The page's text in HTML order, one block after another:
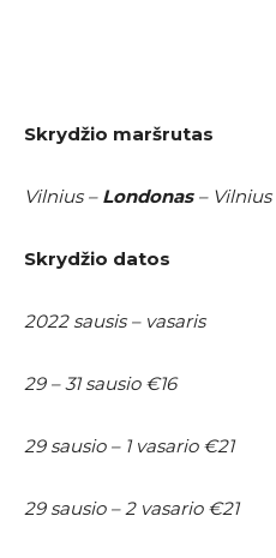
Skrydžio maršrutas
Vilnius – Londonas – Vilnius
Skrydžio datos
2022 sausis – vasaris
29 – 31 sausio €16
29 sausio – 1 vasario €21
29 sausio – 2 vasario €21